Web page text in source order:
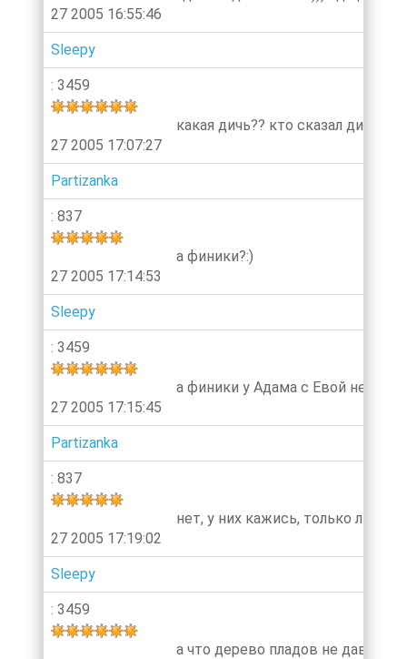
27 2005 16:55:46
Sleepy
: 3459
27 2005 17:07:27
какая дичь?? кто сказал дичь?=)
Partizanka
: 837
27 2005 17:14:53
а финики?:)
Sleepy
: 3459
27 2005 17:15:45
а финики у Адама с Евой
Partizanka
: 837
27 2005 17:19:02
нет, у них кажись, только
Sleepy
: 3459
а что дерево пладов не давало